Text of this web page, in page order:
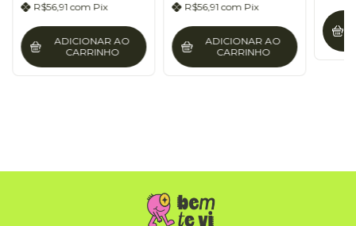
R$56,91 com Pix
ADICIONAR AO
CARRINHO
R$56,91com Pix
ADICIONAR AO
CARRINHO